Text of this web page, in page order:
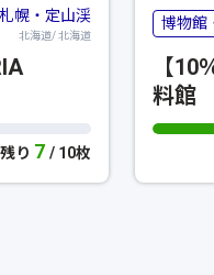
札幌・定山渓
北海道/ 北海道
り 7 / 10枚
博物館
【
料館